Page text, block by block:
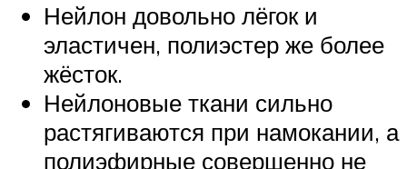
Нейлон довольно лёгок и
эластичен, полиэстер же более
жёсток.
Нейлоновые ткани сильно
растягиваются при намокании, а
полиэфирные совершенно не